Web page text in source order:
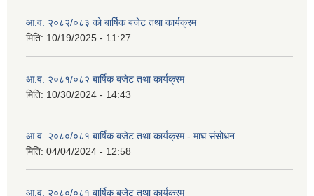
आ.व. २०८२/०८३ को बार्षिक बजेट तथा कार्यक्रम
मिति: 10/19/2025 - 11:27
आ.व. २०८१/०८२ बार्षिक बजेट तथा कार्यक्रम
मिति: 10/30/2024 - 14:43
आ.व. २०८०/०८१ बार्षिक बजेट तथा कार्यक्रम - माघ संसोधन
मिति: 04/04/2024 - 12:58
आ.व. २०८०/०८१ बार्षिक बजेट तथा कार्यक्रम